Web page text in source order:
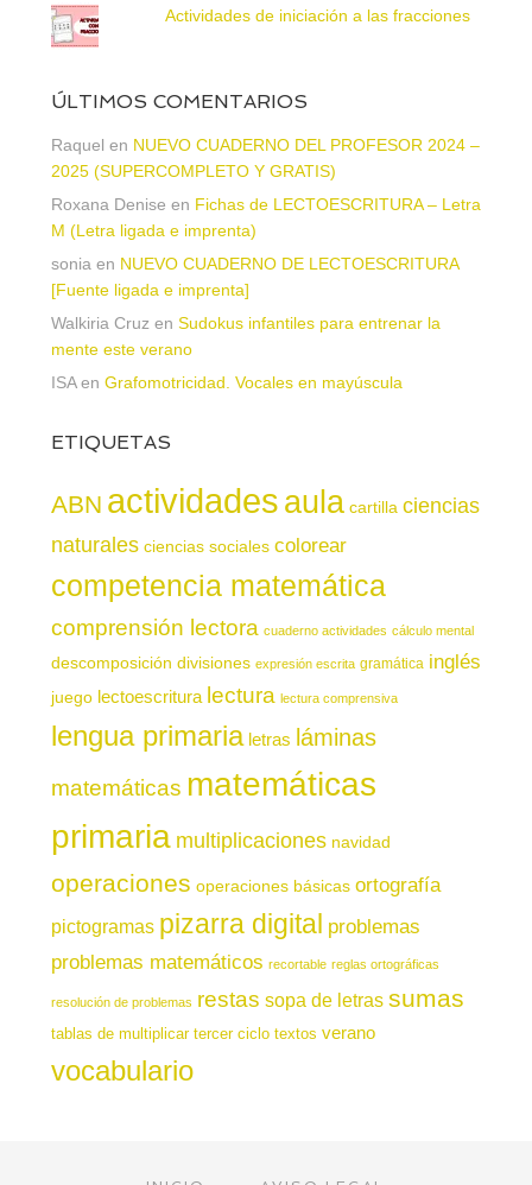
Actividades de iniciación a las fracciones
ÚLTIMOS COMENTARIOS
Raquel en NUEVO CUADERNO DEL PROFESOR 2024 –
2025 (SUPERCOMPLETO Y GRATIS)
Roxana Denise en Fichas de LECTOESCRITURA – Letra
M (Letra ligada e imprenta)
sonia en NUEVO CUADERNO DE LECTOESCRITURA
[Fuente ligada e imprenta]
Walkiria Cruz en Sudokus infantiles para entrenar la
mente este verano
ISAen Grafomotricidad. Vocales en mayúscula
ETIQUETAS
ABN actividadesaula cartilla ciencias
naturales ciencias sociales colorear
competencia matemática
comprensión lectora cuaderno actividades cálculo mental
descomposición divisiones expresión escrita gramática inglés
juego lectoescritura lectura lectura comprensiva
lengua primaria letras láminas
matemáticas matemáticas
primaria multiplicaciones navidad
operaciones operaciones básicas ortografía
pictogramas pizarra digital problemas
problemas matemáticos recortable reglas ortográficas
resolución de problemas restas sopa de letras sumas
tablas de multiplicar tercer ciclo textos verano
vocabulario